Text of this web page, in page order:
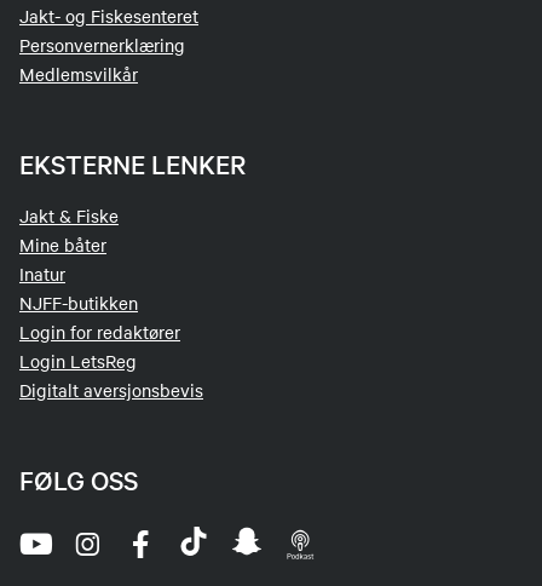
Mandag 18.05.2026 kl 18-20 - Skjetnemyra
lerduebane
Samling 4 - Leirdueskyting
Torsdag 21.05.2025 kl 18-20 - Skjetnemyra
lerduebane
Praktisk skyting på leirduebanen
Samling 5 - Teori på leirduebanen
Jakt- og Fiskesenteret
Personvernerklæring
Medlemsvilkår
EKSTERNE LENKER
Jakt & Fiske
Mine båter
Inatur
NJFF-butikken
Login for redaktører
Login LetsReg
Digitalt aversjonsbevis
FØLG OSS